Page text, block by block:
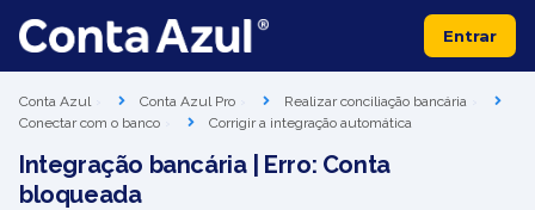
Entrar
Conta Azul Conta Azul Pro
Realizar conciliação bancária
Conectar com o banco
Corrigir a integração automática
Integração bancária | Erro: Conta
bloqueada